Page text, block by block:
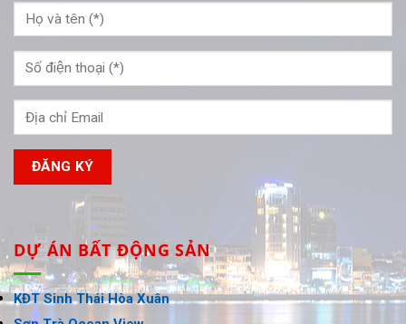
DỰ ÁN BẤT ĐỘNG SẢN
KĐT Sinh Thái Hòa Xuân